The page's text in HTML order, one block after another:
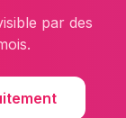
par des